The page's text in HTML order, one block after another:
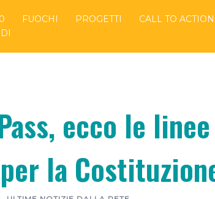
FUOCHI PROGETTI
CALL TO ACTION
ecco le linee
la